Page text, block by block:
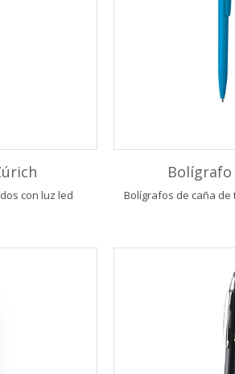
con luz led Bolígrafos de caña